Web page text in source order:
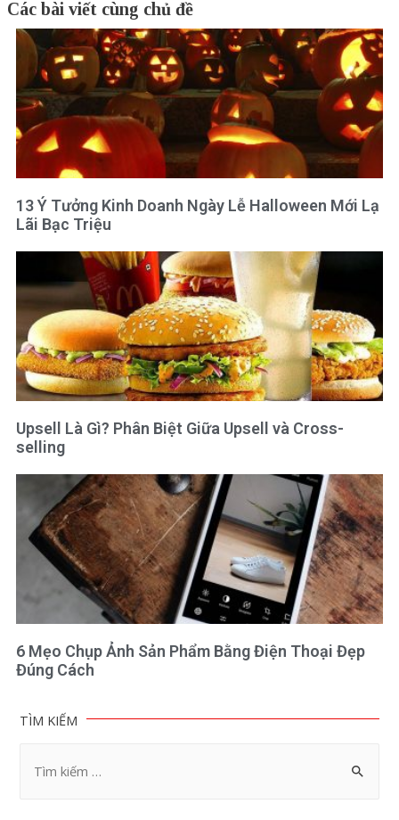
Các bài viết cùng chủ đề
13 Ý Tưởng Kinh Doanh Ngày Lễ Halloween Mới Lạ
Lãi Bạc Triệu
Upsell Là Gì? Phân Biệt Giữa Upsell và Cross-
selling
6 Mẹo Chụp Ảnh Sản Phẩm Bằng Điện Thoại Đẹp
Đúng Cách
TÌM KIẾM